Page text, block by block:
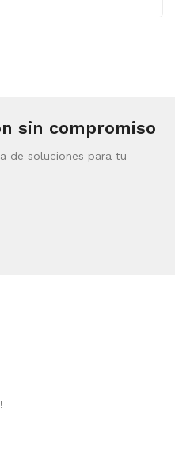
sin compromiso
de soluciones para tu